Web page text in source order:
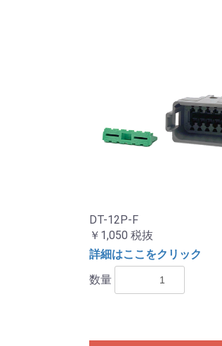
DT-12P-F
￥1,050 税抜
詳細はここをクリック
数量